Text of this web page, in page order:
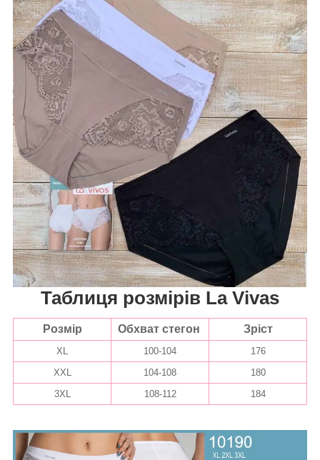
Таблиця розмірів La Vivas
Розмір Обхват стегон Зріст
XL 100-104
176
XXL
104-108
180
3XL
108-112 184